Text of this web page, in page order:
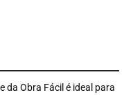
da Obra Fácil é ideal para